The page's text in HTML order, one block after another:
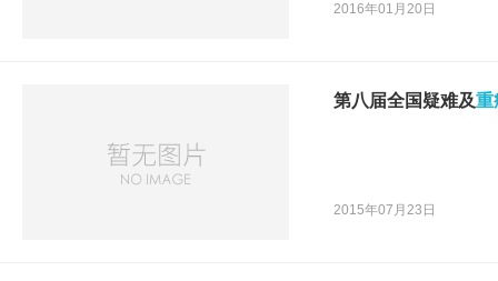
2016年01月20日
第八届全国疑难及重
2015年07月23日